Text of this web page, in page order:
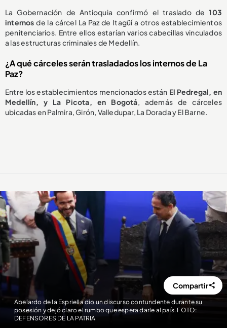
La Gobernación de Antioquia confirmó el traslado de103
internos de la cárcel La Paz de Itagüí a otros establecimientos
penitenciarios. Entre ellos estarían varios cabecillas vinculados
a las estructuras criminales de Medellín.
¿A qué cárceles serán trasladados los internos de La
Paz?
Entre los establecimientos mencionados están El Pedregal, en
Medellín, y La Picota, en Bogotá, además de cárceles
ubicadas en Palmira, Girón, Valledupar, La Dorada y El Barne.
Abelardo de la Espriella dio un discurso contundente durante su
posesión y dejó claro el rumbo que espera darle al país. FOTO:
DEFENSORES DE LA PATRIA
Compartir